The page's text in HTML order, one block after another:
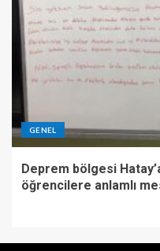
GENEL
Deprem bölgesi
öğrencilere anlamlı